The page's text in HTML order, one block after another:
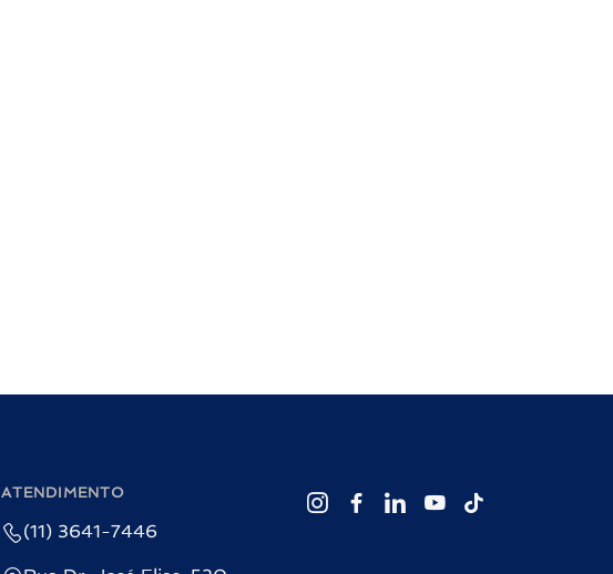
ATENDIMENTO
(11) 3641-7446